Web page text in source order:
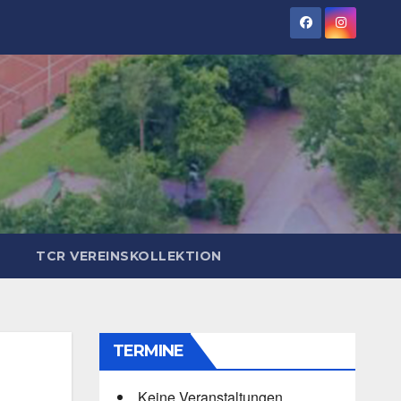
TCR VEREINSKOLLEKTION
TERMINE